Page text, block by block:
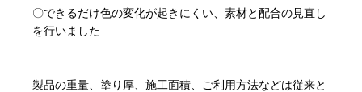
〇できるだけ色の変化が起きにくい、素材と配合の見直し
を行いました
製品の重量、塗り厚、施工面積、ご利用方法などは従来と